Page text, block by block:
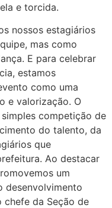
e torcida.
nossos estagiários
mas como
E para celebrar
estamos
como uma
e valorização. O
competição de
do talento, da
que
Ao destacar
um
desenvolvimento
chefe da Seção de